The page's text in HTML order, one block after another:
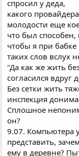
спросил у деда,
какого
молодости еще
что был способен,
чтобы я при бабке
таких слов вслух
"Да как же жить
согласился вдруг
Без сетки жить
инспекция
Сплошное
он?
9.07. Компьютера
представить,
ему в деревне?